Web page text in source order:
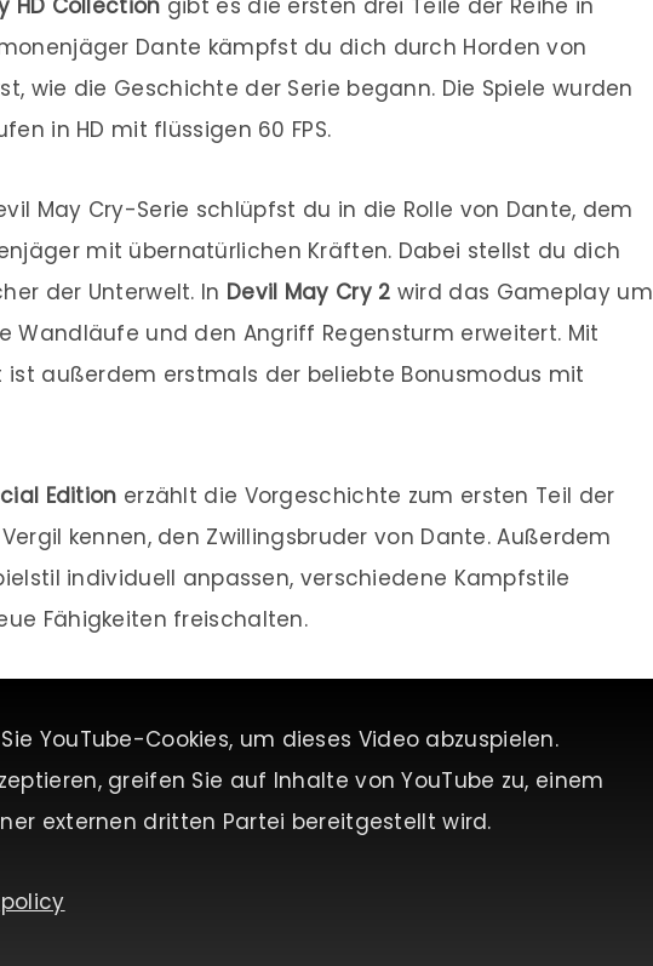
HD Collection gibt es die ersten drei Teile der Reihe in
Dante kämpfst du dich durch Horden von
wie die Geschichte der Serie begann. Die Spiele wurden
in HD mit flüssigen 60 FPS.
May Cry-Serie schlüpfst du in die Rolle von Dante, dem
mit übernatürlichen Kräften. Dabei stellst du dich
der Unterwelt. In Devil May Cry 2 wird das Gameplay um
Wandläufe und den Angriff Regensturm erweitert. Mit
ist außerdem erstmals der beliebte Bonusmodus mit
Edition erzählt die Vorgeschichte zum ersten Teil der
kennen, den Zwillingsbruder von Dante. Außerdem
individuell anpassen, verschiedene Kampfstile
Fähigkeiten freischalten.
YouTube-Cookies, um dieses Video abzuspielen.
greifen Sie auf Inhalte von YouTube zu, einem
externen dritten Partei bereitgestellt wird.